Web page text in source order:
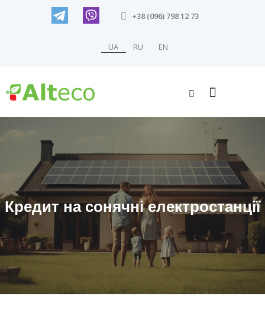
+38 (096) 798 12 73
UA RU EN
Кредит на сонячні електростанції